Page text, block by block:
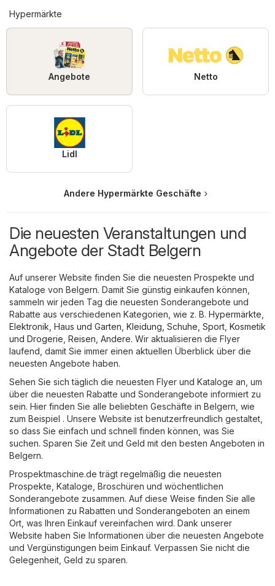
Hypermärkte
Angebote Netto
Lidl
Andere Hypermärkte Geschäfte
Die neuesten Veranstaltungen und
Angebote der Stadt Belgern
Auf unserer Website finden Sie die neuesten Prospekte und
Kataloge von Belgern. Damit Sie günstig einkaufen können,
sammeln wir jeden Tag die neuesten Sonderangebote und
Rabatte aus verschiedenen Kategorien, wie z. B. Hypermärkte
Elektronik Haus und Garten Kleidung, Schuhe, Sport Kosmetik
und Drogerie Reisen Andere. Wir aktualisieren die Flyer
laufend, damit Sie immer einen aktuellen Überblick über die
neuesten Angebote haben.
Sehen Sie sich täglich die neuesten Flyer und Kataloge an, um
über die neuesten Rabatte und Sonderangebote informiert zu
sein. Hier finden Sie alle beliebten Geschäfte in Belgern, wie
zum Beispiel . Unsere Website ist benutzerfreundlich gestaltet,
so dass Sie einfach und schnell finden können, was Sie
suchen. Sparen Sie Zeit und Geld mit den besten Angeboten in
Belgern.
Prospektmaschine.de trägt regelmäßig die neuesten
Prospekte, Kataloge, Broschüren und wöchentlichen
Sonderangebote zusammen. Auf diese Weise finden Sie alle
Informationen zu Rabatten und Sonderangeboten an einem
Ort, was Ihren Einkauf vereinfachen wird. Dank unserer
Website haben Sie Informationen über die neuesten Angebote
und Vergünstigungen beim Einkauf. Verpassen Sie nicht die
Gelegenheit, Geld zu sparen.